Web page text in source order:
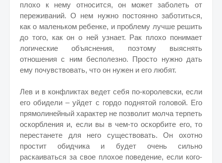
плохо к нему относится, он может заболеть от
переживаний. О нем нужно постоянно заботиться,
как о маленьком ребенке, и проблему лучше решить
до того, как он о ней узнает. Рак плохо понимает
логические объяснения, поэтому выяснять
отношения с ним бесполезно. Просто нужно дать
ему почувствовать, что он нужен и его любят.
Лев и в конфликтах ведет себя по-королевски, если
его обидели – уйдет с гордо поднятой головой. Его
прямолинейный характер не позволит молча терпеть
оскорбления и, если вы в чем-то оскорбите его, то
перестанете для него существовать. Он охотно
простит обидчика и будет очень сильно
раскаиваться за свое плохое поведение, если кого-